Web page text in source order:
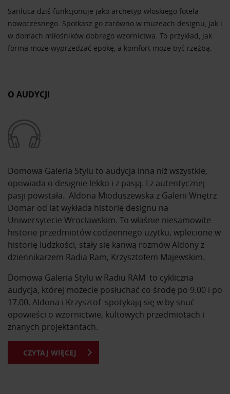
Sanluca dziś funkcjonuje jako archetyp włoskiego fotela
nowoczesnego. Spotkasz go zarówno w muzeach designu, jak i
w domach miłośników dobrego wzornictwa. To przykład, jak
forma może wyprzedzać epokę, a komfort może być rzeźbą.
O AUDYCJI
Domowa Galeria Stylu to audycja inna niż wszystkie,
opowiada o designie lekko i z pasją. I z autentycznej
pasji powstała. Aldona Mioduszewska z Galerii Wnętrz
Domar od lat wykłada historię designu na
Uniwersytecie Wrocławskim. To właśnie niesamowite
historie przedmiotów codziennego użytku, wplecione w
historię ludzkości, stały się kanwą rozmów Aldony z
dziennikarzem Radia Ram, Krzysztofem Majewskim.
Domowa Galeria Stylu w Radiu RAM to cykliczna
audycja, której możecie posłuchać co środę po 9.00 i po
17.00. Aldona i Krzysztof spotykają się w by snuć
opowieści o wzornictwie, kultowych przedmiotach i
znanych projektantach.
Z Domowej Galerii Stylu dowiesz się o kultowych
CZYTAJ WIĘCEJ